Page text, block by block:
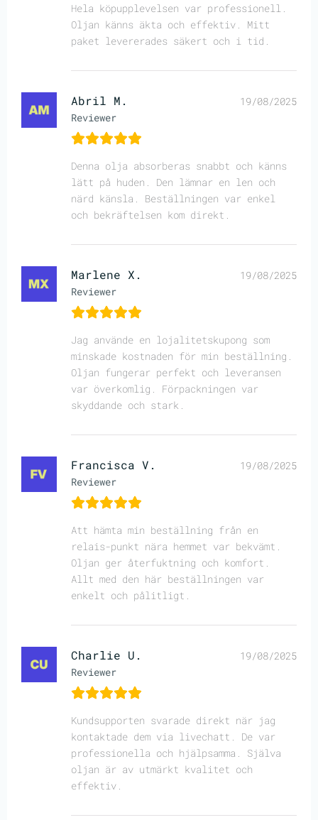
Hela köpupplevelsen var professionell.
Oljan känns äkta och effektiv. Mitt
paket levererades säkert och i tid.
Abril M.
Reviewer
19/08/2025
Denna olja absorberas snabbt och känns
lätt på huden. Den lämnar en len och
närd känsla. Beställningen var enkel
och bekräftelsen kom direkt.
Marlene X.
Reviewer
19/08/2025
Jag använde en lojalitetskupong som
minskade kostnaden för min beställning.
Oljan fungerar perfekt och leveransen
var överkomlig. Förpackningen var
skyddande och stark.
Francisca V.
Reviewer
19/08/2025
Att hämta min beställning från en
relais-punkt nära hemmet var bekvämt.
Oljan ger återfuktning och komfort.
Allt med den här beställningen var
enkelt och pålitligt.
Charlie U.
Reviewer
19/08/2025
Kundsupporten svarade direkt när jag
kontaktade dem via livechatt. De var
professionella och hjälpsamma. Själva
oljan är av utmärkt kvalitet och
effektiv.